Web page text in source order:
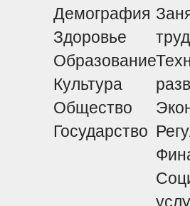
Демография
Здоровье
Образование
Культура
Общество
Государство
труд